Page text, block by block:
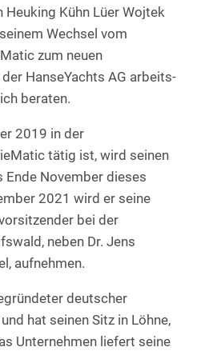
Kühn Lüer Wojtek
Wechsel vom
zum neuen
HanseYachts AG arbeits-
beraten.
2019 in der
tätig ist, wird seinen
November dieses
2021 wird er seine
bei der
neben Dr. Jens
aufnehmen.
deutscher
hat seinen Sitz in Löhne,
Unternehmen liefert seine